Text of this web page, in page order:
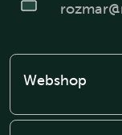
Webshop